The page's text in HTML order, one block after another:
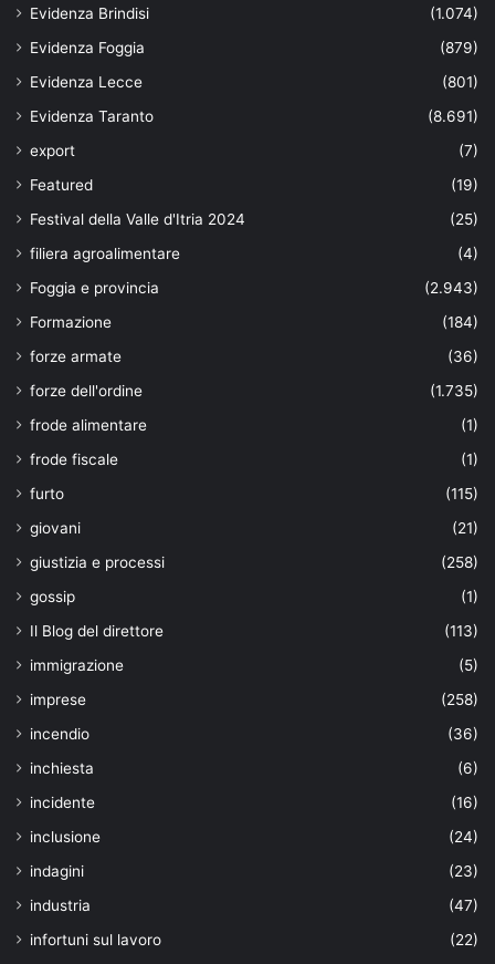
Evidenza Brindisi
(1.074)
Evidenza Foggia
(879)
Evidenza Lecce
(801)
Evidenza Taranto
(8.691)
export
(7)
Featured
(19)
Festival della Valle d'Itria 2024
(25)
filiera agroalimentare
(4)
Foggia e provincia
(2.943)
Formazione
(184)
forze armate
(36)
forze dell'ordine
(1.735)
frode alimentare
(1)
frode fiscale
(1)
furto
(115)
giovani
(21)
giustizia e processi
(258)
gossip
(1)
Il Blog del direttore
(113)
immigrazione
(5)
imprese
(258)
incendio
(36)
inchiesta
(6)
incidente
(16)
inclusione
(24)
indagini
(23)
industria
(47)
infortuni sul lavoro
(22)